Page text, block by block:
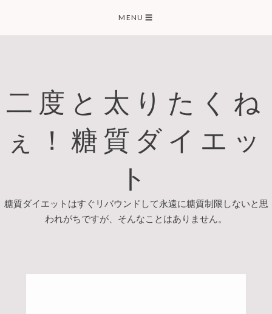
MENU☰
二度と太りたくね
ぇ！糖質ダイエッ
ト
糖質ダイエットはすぐリバウンドして永遠に糖質制限しないと思
われがちですが、そんなことはありません。